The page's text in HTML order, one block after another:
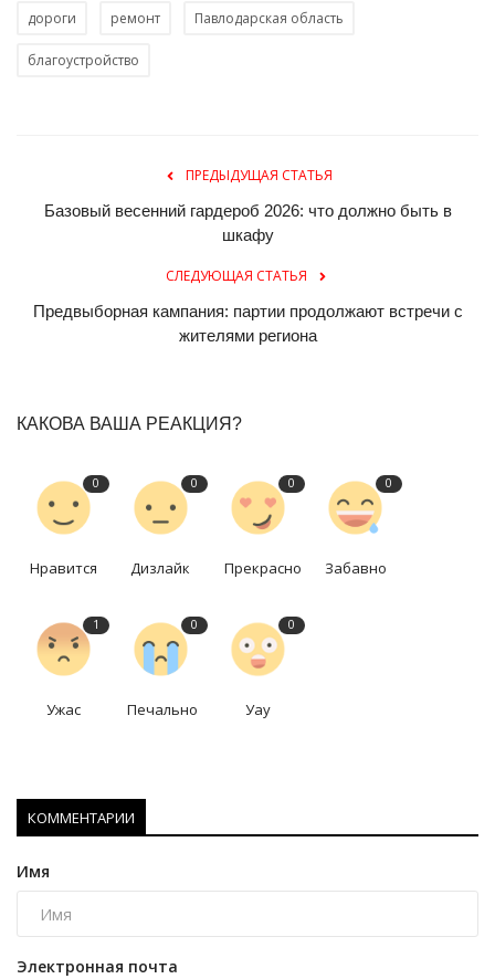
дороги ремонт Павлодарская область
благоустройство
ПРЕДЫДУЩАЯ СТАТЬЯ
Базовый весенний гардероб 2026: что должно быть в
шкафу
СЛЕДУЮЩАЯ СТАТЬЯ
Предвыборная кампания: партии продолжают встречи с
жителями региона
КАКОВА ВАША РЕАКЦИЯ?
0
Нравится
0
Дизлайк
0
Прекрасно
0
Забавно
1
Ужас
0
Печально
0
Уау
КОММЕНТАРИИ
Имя
Электронная почта